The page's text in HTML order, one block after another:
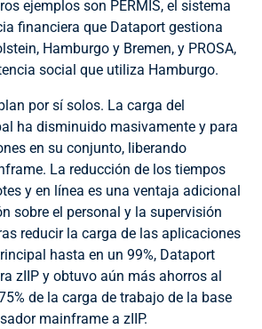
ejemplos son PERMIS, el sistema
financiera que Dataport gestiona
Hamburgo y Bremen, y PROSA,
social que utiliza Hamburgo.
por sí solos. La carga del
ha disminuido masivamente y para
en su conjunto, liberando
La reducción de los tiempos
y en línea es una ventaja adicional
sobre el personal y la supervisión
reducir la carga de las aplicaciones
hasta en un 99%, Dataport
zIIP y obtuvo aún más ahorros al
de la carga de trabajo de la base
mainframe a zIIP.